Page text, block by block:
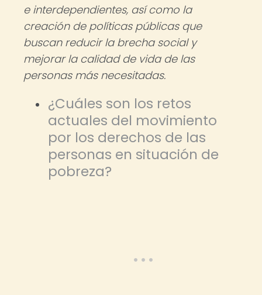
e interdependientes, así como la
creación de políticas públicas que
buscan reducir la brecha social y
mejorar la calidad de vida de las
personas más necesitadas.
¿Cuáles son los retos
actuales del movimiento
por los derechos de las
personas en situación de
pobreza?